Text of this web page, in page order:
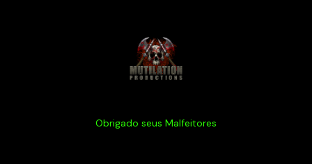
Obrigado seus Malfeitores